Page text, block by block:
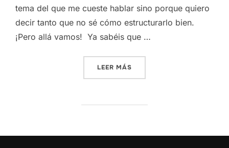
tema del que me cueste hablar sino porque quiero
decir tanto que no sé cómo estructurarlo bien.
¡Pero allá vamos! Ya sabéis que …
LEER MÁS